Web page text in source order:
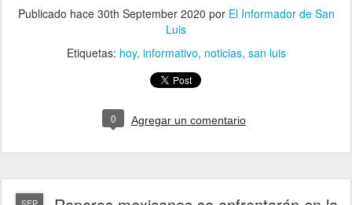
Publicado hace 30th September 2020 por El Informador de San
Luis
Etiquetas: hoy informativo noticias san luis
0 Agregar un comentario